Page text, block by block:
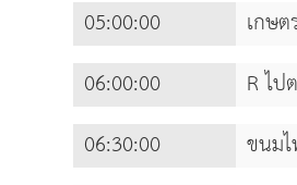
05:00:00
เกษ
06:00:00
R ไ
06:30:00
ขนม